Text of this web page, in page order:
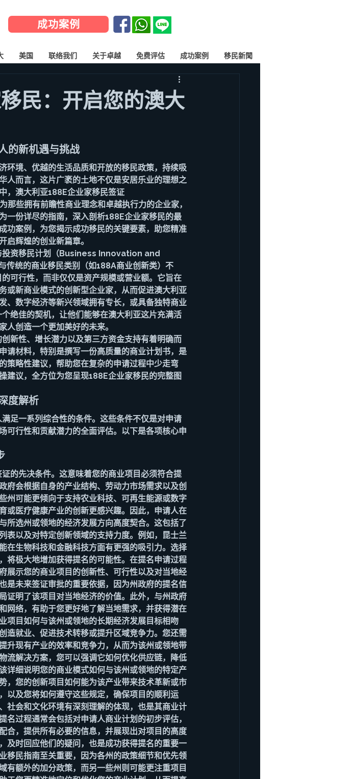
成功案例
美国 联络我们 关于卓越 免费评估 成功案例 移民新聞
民：开启您的澳大
的新机遇与挑战
环境、优越的生活品质和开放的移民政策，持续吸
人而言，这片广袤的土地不仅是安居乐业的理想之
，澳大利亚188E企业家移民签证
些拥有前瞻性商业理念和卓越执行力的企业家，
一份详尽的指南，深入剖析188E企业家移民的最
功案例，为您揭示成功移民的关键要素，助您精准
启辉煌的创业新篇章。
投资移民计划（Business Innovation and
统的商业移民类别（如188A商业创新类）不
可行性，而非仅仅是资产规模或营业额。它旨在
或新商业模式的创新型企业家，从而促进澳大利亚
、数字经济等新兴领域拥有专长，或具备独特商业
绝佳的契机，让他们能够在澳大利亚这片充满活
人创造一个更加美好的未来。
新性、增长潜力以及第三方资金支持有着明确而
请材料，特别是撰写一份高质量的商业计划书，是
策略性建议，帮助您在复杂的申请过程中少走弯
建议，全方位为您呈现188E企业家移民的完整图
度解析
足一系列综合性的条件。这些条件不仅是对申请
可行性和贡献潜力的全面评估。以下是各项核心申
的先决条件。这意味着您的商业项目必须符合提
府会根据自身的产业结构、劳动力市场需求以及创
州可能更倾向于支持农业科技、可再生能源或数字
或医疗健康产业的创新更感兴趣。因此，申请人在
所选州或领地的经济发展方向高度契合。这包括了
表以及对特定创新领域的支持力度。例如，昆士兰
在生物科技和金融科技方面有更强的吸引力。选择
将极大地增加获得提名的可能性。在提名申请过程
展示您的商业项目的创新性、可行性以及对当地经
是未来签证审批的重要依据，因为州政府的提名信
证明了该项目对当地经济的价值。此外，与州政府
网络，有助于您更好地了解当地需求，并获得潜在
项目如何与该州或领地的长期经济发展目标相吻
造就业、促进技术转移或提升区域竞争力。您还需
升现有产业的效率和竞争力，从而为该州或领地带
流解决方案，您可以强调它如何优化供应链，降低
详细说明您的商业模式如何与该州或领地的特定产
，您的创新项目如何能为该产业带来技术革新或市
以及您将如何遵守这些规定，确保项目的顺利运
社会和文化环境有深刻理解的体现，也是其商业计
过程通常会包括对申请人商业计划的初步评估，
合，提供所有必要的信息，并展现出对项目的高度
及时回应他们的疑问，也是成功获得提名的重要一
移民指南至关重要，因为各州的政策细节和优先领
有额外的加分政策，而另一些州则可能更注重项目